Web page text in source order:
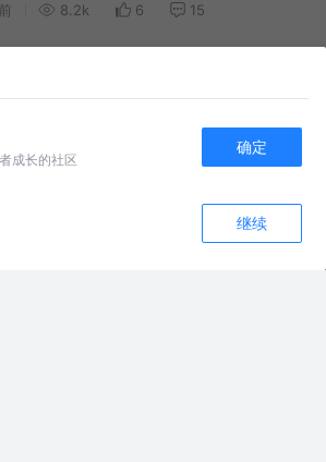
8.2k 6 15
整部剧 #好剧推荐 #电视剧解说
追击时》 #和平精英夏日探险 #和平精英夏日航海
王者 #CF手游 #CFM嘉年华 #cfm玩家超能玩梗#
成长的社区
确定
继续